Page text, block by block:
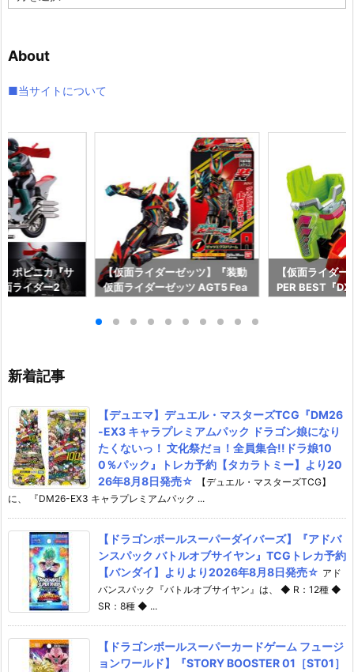
ー
ブ
About
■当サイトについて
ポピニカ『サ
ライダー2
【仮面ライダーゼッツ】『装動
仮面ライダーゼッツ AGT5 Fea
ド』食玩フィギュア予約【バン
【仮面ライダ
PER BEST『
新着記事
【デュエマ】デュエル・マスターズTCG『DM26
-EX3 キャラプレミアムパック ドラゴン娘になり
たくないっ！ 文化祭だョ！全員集合!!ドラ娘10
0％パック』トレカ予約【タカラトミー】より20
26年8月8日発売☆
【デュエル・マスターズTCG】
に、 『DM26-EX3 キャラプレミアムパック ...
【ドラゴンボールスーパーダイバーズ】『アドバ
ンスパック バトルオブサイヤン』TCGトレカ予約
【バンダイ】よりより2026年8月8日発売☆ アド
バンスパック『バトルオブサイヤン』は、 ◆ R：12種 ◆
SR：8種 ◆ ...
【ドラゴンボールスーパーカードゲーム フュージ
ョンワールド】『STORY BOOSTER 01［ST01］